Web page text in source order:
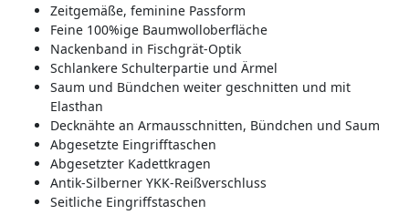
Zeitgemäße, feminine Passform
Feine 100%ige Baumwolloberfläche
Nackenband in Fischgrät-Optik
Schlankere Schulterpartie und Ärmel
Saum und Bündchen weiter geschnitten und mit
Elasthan
Decknähte an Armausschnitten, Bündchen und Saum
Abgesetzte Eingrifftaschen
Abgesetzter Kadettkragen
Antik-Silberner YKK-Reißverschluss
Seitliche Eingriffstaschen